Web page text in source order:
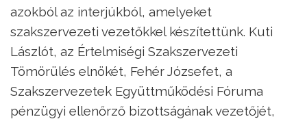
azokból az interjúkból, amelyeket
szakszervezeti vezetőkkel készítettünk. Kuti
Lászlót, az Értelmiségi Szakszervezeti
Tömörülés elnökét, Fehér Józsefet, a
Szakszervezetek Együttműködési Fóruma
pénzügyi ellenőrző bizottságának vezetőjét,